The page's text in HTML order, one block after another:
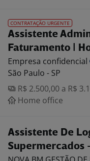
CONTRATAÇÃO URGENTE
Assistente
Faturamento |
Empresa confidencial
São Paulo - SP
R$ 2.500,00 a R$
Home office
Assistente De
Supermercados